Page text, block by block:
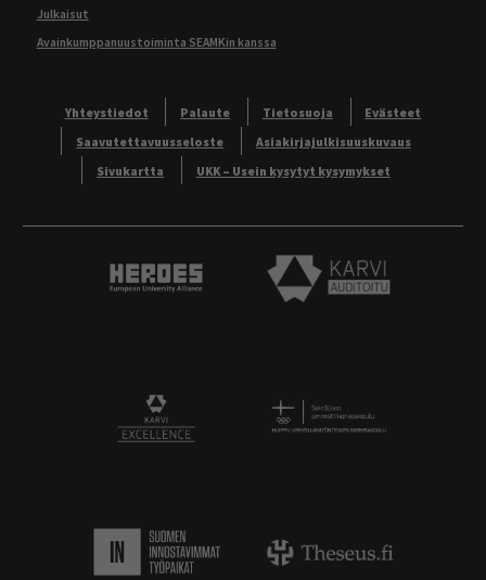
Julkaisut
Avainkumppanuustoiminta SEAMKin kanssa
Yhteystiedot Palaute Tietosuoja
Evästeet
Saavutettavuusseloste
Asiakirjajulkisuuskuvaus
Sivukartta
UKK – Usein kysytyt kysymykset
Heroes European University Alliance logo
Karvi Auditoitu logo
KARVI Excellence logo.Logo
Suomen innostavimmat työpaikat.
Theseus logo